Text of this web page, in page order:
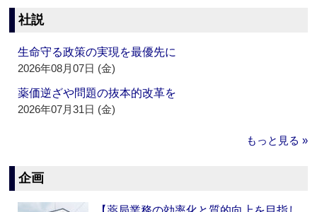
社説
生命守る政策の実現を最優先に
2026年08月07日 (金)
薬価逆ざや問題の抜本的改革を
2026年07月31日 (金)
もっと見る »
企画